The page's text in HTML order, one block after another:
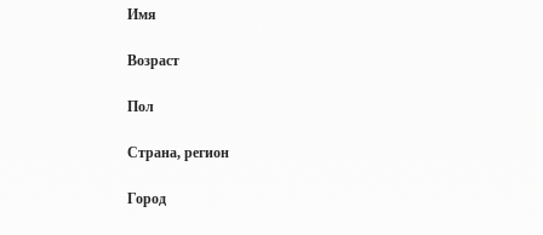
Имя
Возраст
Пол
Страна, регион
Город